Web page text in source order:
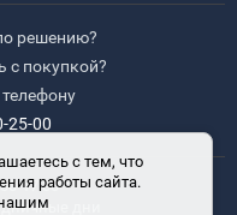
решению?
с покупкой?
25-00
17:30
дни
с тем, что
работы сайта.